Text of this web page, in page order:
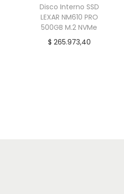
Disco Interno SSD
LEXAR NM610 PRO
500GB M.2 NVMe
$ 265.973,40